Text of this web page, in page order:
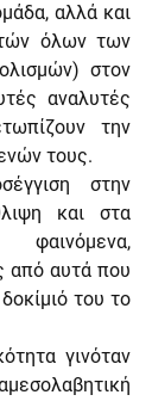
αλλά και
όλων των
στον
αναλυτές
την
τους.
στην
και στα
από αυτά που
του το
γινόταν